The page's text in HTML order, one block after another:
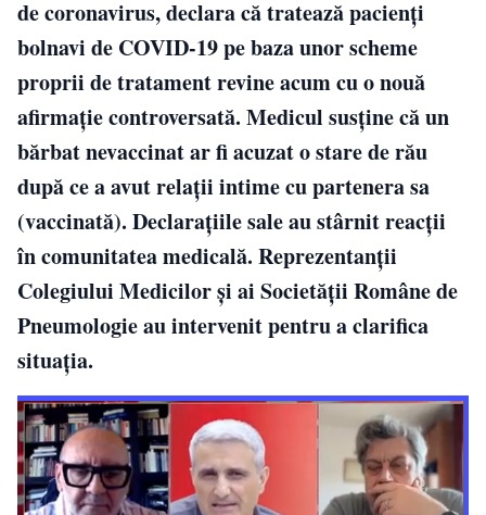
de coronavirus, declara că tratează pacienți
bolnavi de COVID-19 pe baza unor scheme
proprii de tratament revine acum cu o nouă
afirmație controversată. Medicul susține că un
bărbat nevaccinat ar fi acuzat o stare de rău
după ce a avut relații intime cu partenera sa
(vaccinată). Declarațiile sale au stârnit reacții
în comunitatea medicală. Reprezentanții
Colegiului Medicilor și ai Societății Române de
Pneumologie au intervenit pentru a clarifica
situația.